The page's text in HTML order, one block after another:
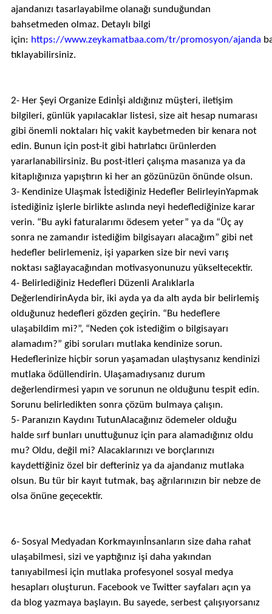
ajandanızı tasarlayabilme olanağı sunduğundan
bahsetmeden olmaz. Detaylı bilgi
için: https://www.zeykamatbaa.com/tr/promosyon/ajanda
tıklayabilirsiniz.
2- Her Şeyi Organize Edinİşi aldığınız müşteri, iletişim
bilgileri, günlük yapılacaklar listesi, size ait hesap numarası
gibi önemli noktaları hiç vakit kaybetmeden bir kenara not
edin. Bunun için post-it gibi hatırlatıcı ürünlerden
yararlanabilirsiniz. Bu post-itleri çalışma masanıza ya da
kitaplığınıza yapıştırın ki her an gözünüzün önünde olsun.
3- Kendinize Ulaşmak İstediğiniz Hedefler BelirleyinYapmak
istediğiniz işlerle birlikte aslında neyi hedeflediğinize karar
verin. “Bu ayki faturalarımı ödesem yeter” ya da “Üç ay
sonra ne zamandır istediğim bilgisayarı alacağım” gibi net
hedefler belirlemeniz, işi yaparken size bir nevi varış
noktası sağlayacağından motivasyonunuzu yükseltecektir.
4- Belirlediğiniz Hedefleri Düzenli Aralıklarla
DeğerlendirinAyda bir, iki ayda ya da altı ayda bir belirlemiş
olduğunuz hedefleri gözden geçirin. “Bu hedeflere
ulaşabildim mi?”, “Neden çok istediğim o bilgisayarı
alamadım?” gibi soruları mutlaka kendinize sorun.
Hedeflerinize hiçbir sorun yaşamadan ulaştıysanız kendinizi
mutlaka ödüllendirin. Ulaşamadıysanız durum
değerlendirmesi yapın ve sorunun ne olduğunu tespit edin.
Sorunu belirledikten sonra çözüm bulmaya çalışın.
5- Paranızın Kaydını TutunAlacağınız ödemeler olduğu
halde sırf bunları unuttuğunuz için para alamadığınız oldu
mu? Oldu, değil mi? Alacaklarınızı ve borçlarınızı
kaydettiğiniz özel bir defteriniz ya da ajandanız mutlaka
olsun. Bu tür bir kayıt tutmak, baş ağrılarınızın bir nebze de
olsa önüne geçecektir.
6- Sosyal Medyadan Korkmayınİnsanların size daha rahat
ulaşabilmesi, sizi ve yaptığınız işi daha yakından
tanıyabilmesi için mutlaka profesyonel sosyal medya
hesapları oluşturun. Facebook ve Twitter sayfaları açın ya
da blog yazmaya başlayın. Bu sayede, serbest çalışıyorsanız